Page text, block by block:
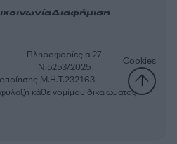
Διαφήμιση
Μ.Η.Τ.232163
Πληροφορίες α.27
Ν.5253/2025
Cookies
κάθε νομίμου δικαιώματος.